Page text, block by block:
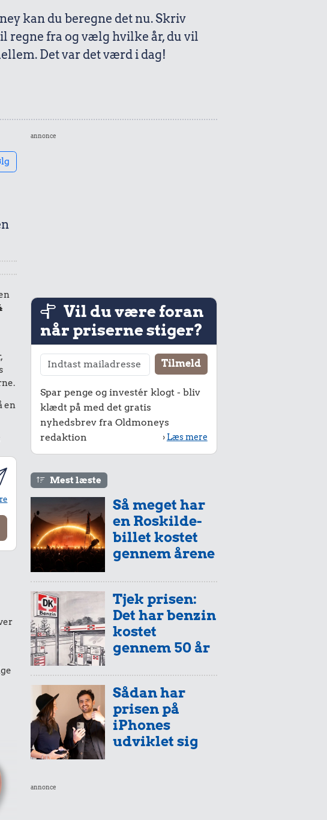
kan du beregne det nu. Skriv
regne fra og vælg hvilke år, du vil
Det var det værd i dag!
en
annonce
Vil du være foran
når priserne stiger?
Spar penge og investér klogt - bliv
klædt på med det gratis
nyhedsbrev fra Oldmoneys
redaktion
› Læs mere
Mest læste
Så meget har
en Roskilde-
billet kostet
gennem årene
Tjek prisen:
Det har benzin
kostet
gennem 50 år
Sådan har
prisen på
iPhones
udviklet sig
annonce